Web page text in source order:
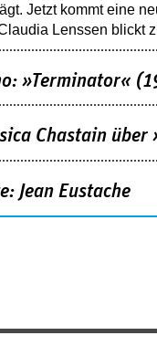
Jetzt kommt eine
Lenssen blickt
»Terminator«
Chastain über
Jean Eustache